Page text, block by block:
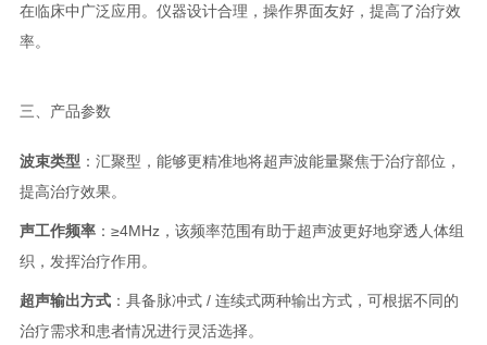
在临床中广泛应用。仪器设计合理，操作界面友好，提高了治疗效
率。
三、产品参数
波束类型 ：汇聚型，能够更精准地将超声波能量聚焦于治疗部位，
提高治疗效果。
声工作频率：≥4MHz，该频率范围有助于超声波更好地穿透人体组
织，发挥治疗作用。
超声输出方式：具备脉冲式 / 连续式两种输出方式，可根据不同的
治疗需求和患者情况进行灵活选择。